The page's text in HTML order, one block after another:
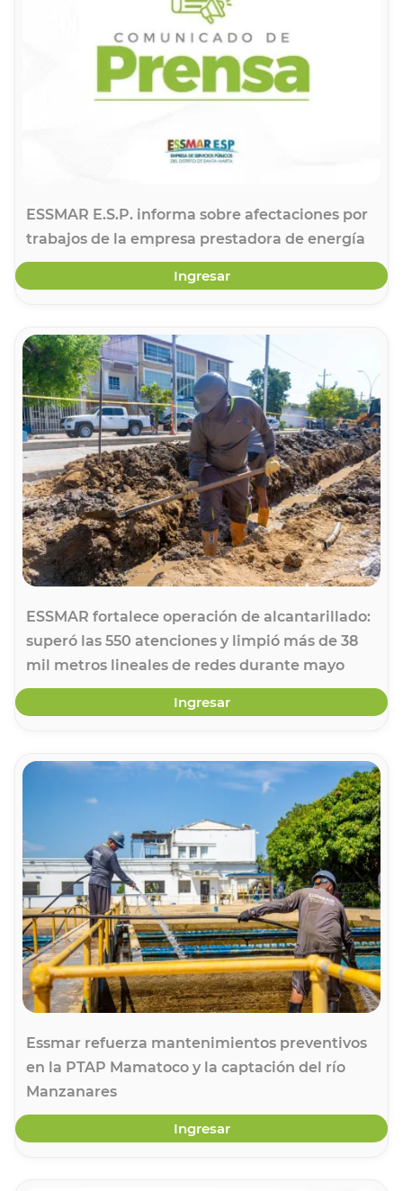
ESSMAR E.S.P. informa sobre afectaciones por
trabajos de la empresa prestadora de energía
Ingresar
ESSMAR fortalece operación de alcantarillado:
superó las 550 atenciones y limpió más de 38
mil metros lineales de redes durante mayo
Ingresar
Essmar refuerza mantenimientos preventivos
en la PTAP Mamatoco y la captación del río
Manzanares
Ingresar